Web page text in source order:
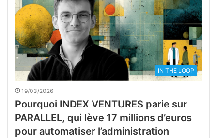
IN THE LOOP
19/03/2026
Pourquoi INDEX VENTURES parie sur
PARALLEL, qui lève 17 millions d’euros
pour automatiser l’administration